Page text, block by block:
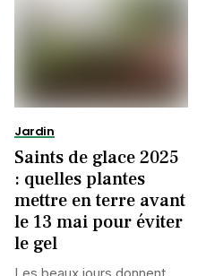
Jardin
Saints de glace 2025
: quelles plantes
mettre en terre avant
le 13 mai pour éviter
le gel